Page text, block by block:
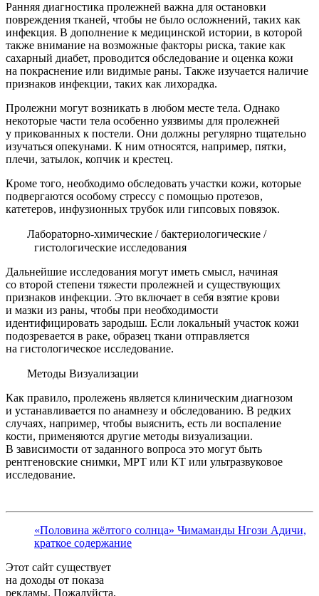
Ранняя диагностика пролежней важна для остановки
повреждения тканей, чтобы не было осложнений, таких как
инфекция. В дополнение к медицинской истории, в которой
также внимание на возможные факторы риска, такие как
сахарный диабет, проводится обследование и оценка кожи
на покраснение или видимые раны. Также изучается наличие
признаков инфекции, таких как лихорадка.
Пролежни могут возникать в любом месте тела. Однако
некоторые части тела особенно уязвимы для пролежней
у прикованных к постели. Они должны регулярно тщательно
изучаться опекунами. К ним относятся, например, пятки,
плечи, затылок, копчик и крестец.
Кроме того, необходимо обследовать участки кожи, которые
подвергаются особому стрессу с помощью протезов,
катетеров, инфузионных трубок или гипсовых повязок.
Лабораторно-химические / бактериологические /
гистологические исследования
Дальнейшие исследования могут иметь смысл, начиная
со второй степени тяжести пролежней и существующих
признаков инфекции. Это включает в себя взятие крови
и мазки из раны, чтобы при необходимости
идентифицировать зародыш. Если локальный участок кожи
подозревается в раке, образец ткани отправляется
на гистологическое исследование.
Методы Визуализации
Как правило, пролежень является клиническим диагнозом
и устанавливается по анамнезу и обследованию. В редких
случаях, например, чтобы выяснить, есть ли воспаление
кости, применяются другие методы визуализации.
В зависимости от заданного вопроса это могут быть
рентгеновские снимки, МРТ или КТ или ультразвуковое
исследование.
«Половина жёлтого солнца» Чимаманды Нгози Адичи,
краткое содержание
Этот сайт существует
на доходы от показа
рекламы. Пожалуйста,